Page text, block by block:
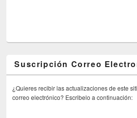
Suscripción Correo
¿Quieres recibir las actualizaciones de este
correo electrónico? Escribelo a continuación: